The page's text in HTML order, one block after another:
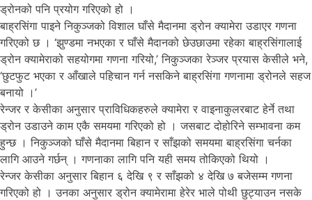
ड्रोनको पनि प्रयोग गरिएको हो ।
बाह्रसिंगा पाइने निकुञ्जको विशाल घाँसे मैदानमा ड्रोन क्यामेरा उडाएर गणना
गरिएको छ । ‘झुण्डमा नभएका र घाँसे मैदानको छेउछाउमा रहेका बाह्रसिंगालाई
ड्रोन क्यामेराको सहयोगमा गणना गरियो,’ निकुञ्जका रेञ्जर प्रयास केसीले भने,
‘छुटफुट भएका र आँखाले पहिचान गर्न नसकिने बाह्रसिंगा गणनामा ड्रोनले सहज
बनायो ।’
रेन्जर र केसीका अनुसार प्राविधिकहरुले क्यामेरा र वाइनाकुलरबाट हेर्ने तथा
ड्रोन उडाउने काम एकै समयमा गरिएको हो । जसबाट दोहोरिने सम्भावना कम
हुन्छ । निकुञ्जको घाँसे मैदानमा बिहान र साँझको समयमा बाह्रसिंगा चर्नका
लागि आउने गर्छन् । गणनाका लागि पनि यही समय तोकिएको थियो ।
रेन्जर केसीका अनुसार बिहान ६ देखि ९ र साँझको ४ देखि ७ बजेसम्म गणना
गरिएको हो । उनका अनुसार ड्रोन क्यामेरामा हेरेर भाले पोथी छुट्याउन नसके